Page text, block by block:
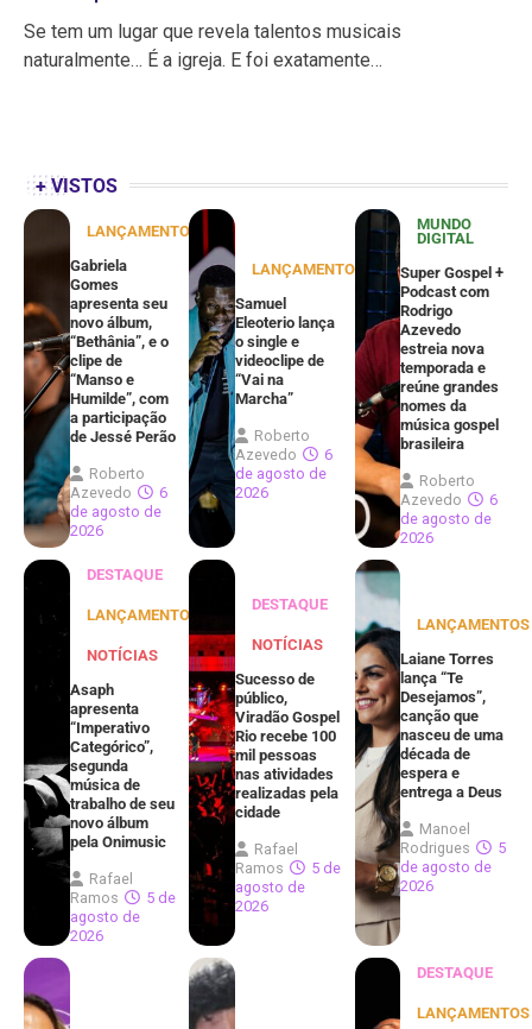
Se tem um lugar que revela talentos musicais
naturalmente… É a igreja. E foi exatamente…
+ VISTOS
LANÇAMENTOS
Gabriela
Gomes
apresenta seu
novo álbum,
“Bethânia”, e o
clipe de
“Manso e
Humilde”, com
a participação
de Jessé Perão
Roberto
Azevedo
6
de agosto de
2026
LANÇAMENTOS
Samuel
Eleoterio lança
o single e
videoclipe de
“Vai na
Marcha”
Roberto
Azevedo
6
de agosto de
2026
MUNDO
DIGITAL
Super Gospel +
Podcast com
Rodrigo
Azevedo
estreia nova
temporada e
reúne grandes
nomes da
música gospel
brasileira
Roberto
Azevedo
6
de agosto de
2026
DESTAQUE
LANÇAMENTOS
NOTÍCIAS
Asaph
apresenta
“Imperativo
Categórico”,
segunda
música de
trabalho de seu
novo álbum
pela Onimusic
Rafael
Ramos
5 de
agosto de
2026
DESTAQUE
NOTÍCIAS
Sucesso de
público,
Viradão Gospel
Rio recebe 100
mil pessoas
nas atividades
realizadas pela
cidade
Rafael
Ramos
5 de
agosto de
2026
LANÇAMENTOS
Laiane Torres
lança “Te
Desejamos”,
canção que
nasceu de uma
década de
espera e
entrega a Deus
Manoel
Rodrigues
5
de agosto de
2026
DESTAQUE
LANÇAMENTOS